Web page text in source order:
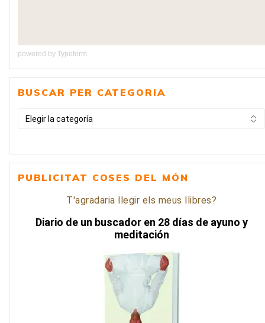
powered by Typeform
BUSCAR PER CATEGORIA
BUSCAR
PUBLICITAT COSES DEL MÓN
T'agradaria llegir els meus llibres?
Diario de un buscador en 28 días de ayuno y
meditación